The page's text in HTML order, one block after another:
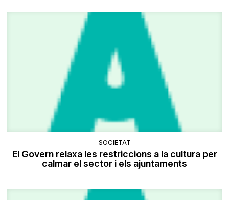
SOCIETAT
El Govern relaxa les restriccions a la cultura per
calmar el sector i els ajuntaments